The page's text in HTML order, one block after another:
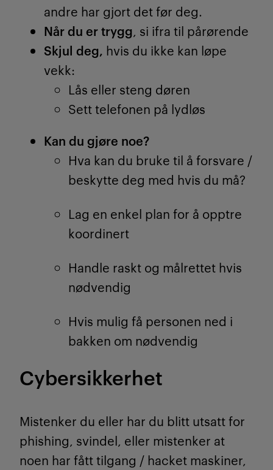
andre har gjort det før deg.
Når du er trygg, si ifra til pårørende
Skjul deg, hvis du ikke kan løpe
vekk:
Lås eller steng døren
Sett telefonen på lydløs
Kan du gjøre noe?
Hva kan du bruke til å forsvare /
beskytte deg med hvis du må?
Lag en enkel plan for å opptre
koordinert
Handle raskt og målrettet hvis
nødvendig
Hvis mulig få personen ned i
bakken om nødvendig
Cybersikkerhet
Mistenker du eller har du blitt utsatt for
phishing, svindel, eller mistenker at
noen har fått tilgang / hacket maskiner,